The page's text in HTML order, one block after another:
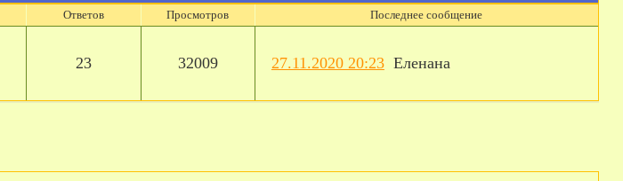
Ответов Просмотров Последнее сообщение
23 32009 27.11.2020 20:23 Еленана